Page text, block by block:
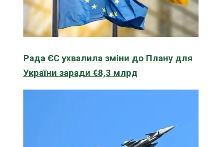
Рада ЄС ухвалила зміни до Плану для
України заради €8,3 млрд